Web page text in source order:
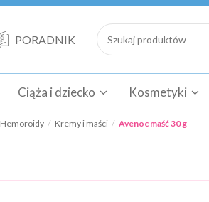
PORADNIK
Ciąża i dziecko Kosmetyki
Hemoroidy Kremy i maści Avenoc maść 30 g